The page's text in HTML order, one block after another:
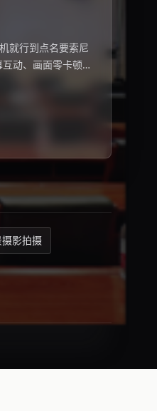
就行到点名要索尼
动、画面零卡顿。
摄影拍摄